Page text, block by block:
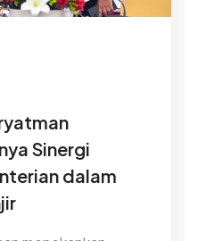
Sinergi
dalam